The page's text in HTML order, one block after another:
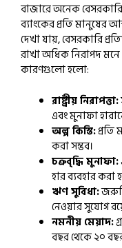
বাজারে অনেক
ব্যাংকের প্রতি মানুষের
দেখা যায়, বেসরকারি
রাখা অধিক নিরাপদ মনে
কারণগুলো হলো:
রাষ্ট্রীয় নিরাপত্তা:
এবং মুনাফা
অল্প কিস্তি:প্রতি
করা সম্ভব।
চক্রবৃদ্ধি মুনাফা:
হার ব্যবহার করা
ঋণ সুবিধা:
নেওয়ার সুযোগ
নমনীয় মেয়াদ:
বছর থেকে ২০